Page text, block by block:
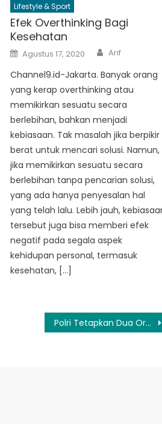
Lifestyle & Sport
Efek Overthinking Bagi
Kesehatan
Posted
on
Agustus 17, 2020 Author
Arif
Channel9.id-Jakarta. Banyak orang
yang kerap overthinking atau
memikirkan sesuatu secara
berlebihan, bahkan menjadi
kebiasaan. Tak masalah jika berpikir
berat untuk mencari solusi. Namun,
jika memikirkan sesuatu secara
berlebihan tanpa pencarian solusi,
yang ada hanya penyesalan hal
yang telah lalu. Lebih jauh,
tersebut juga bisa memberi efek
negatif pada segala aspek
kehidupan personal, termasuk
kesehatan, […]
Polri Tetapkan Dua Orang Tersangka Atas Insiden Kapal Tenggelam di Malaysia